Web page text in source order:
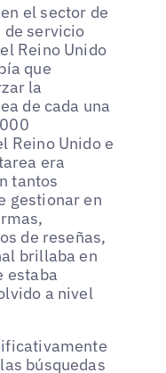
el sector de
de servicio
Reino Unido
que
la
de cada una
Reino Unido e
era
tantos
gestionar en
de reseñas,
brillaba en
estaba
a nivel
búsquedas